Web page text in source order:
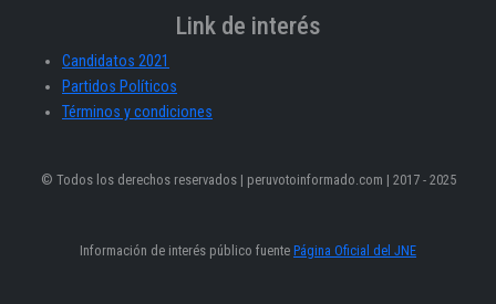
Link de interés
Candidatos 2021
Partidos Políticos
Términos y condiciones
© Todos los derechos reservados | peruvotoinformado.com | 2017 - 2025
Información de interés público fuente Página Oficial del JNE